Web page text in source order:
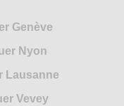
Genève
Nyon
Lausanne
Vevey